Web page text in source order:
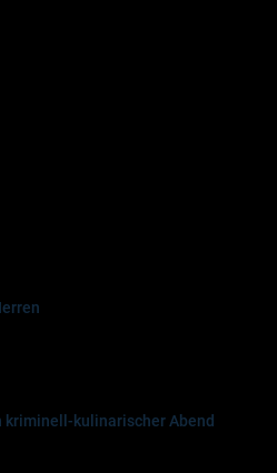
kriminell-kulinarischer Abend